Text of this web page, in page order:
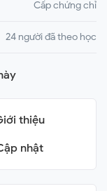
Cấp chứng chỉ
24 người đã theo học
thiệu
nhật